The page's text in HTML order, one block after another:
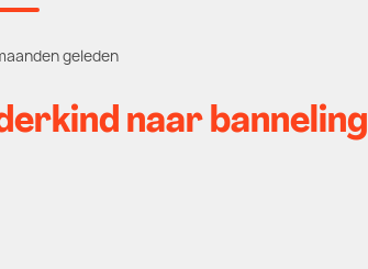
geleden
naar banneling